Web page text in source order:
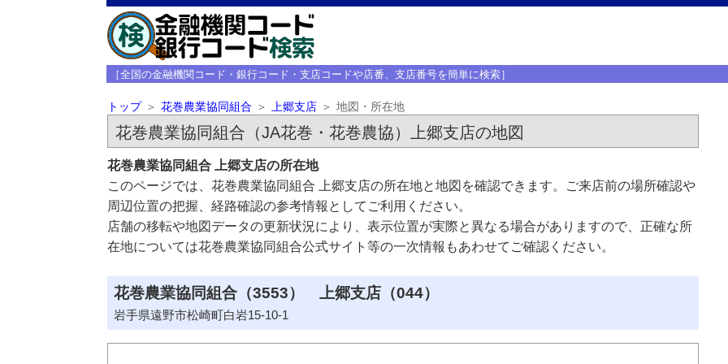
［全国の金融機関コード・銀行コード・支店コードや店番、支店番号を簡単に検索］
トップ 花巻農業協同組合 上郷支店 地図・所在地
花巻農業協同組合（JA花巻・花巻農協）上郷支店の地図
花巻農業協同組合 上郷支店の所在地
このページでは、花巻農業協同組合 上郷支店の所在地と地図を確認できます。ご来店前の場所確認や
周辺位置の把握、経路確認の参考情報としてご利用ください。
店舗の移転や地図データの更新状況により、表示位置が実際と異なる場合がありますので、正確な所
在地については花巻農業協同組合公式サイト等の一次情報もあわせてご確認ください。
花巻農業協同組合（3553） 上郷支店（044）
岩手県遠野市松崎町白岩15-10-1